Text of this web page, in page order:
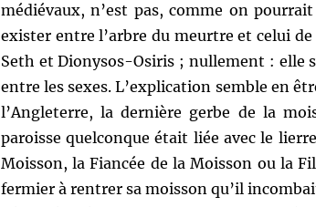
médiévaux, n’est pas, comme on
exister entre l’arbre du meurtre et celui
Seth et Dionysos-Osiris ; nullement : elle
entre les sexes. L’explication semble en
l’Angleterre, la dernière gerbe de la
paroisse quelconque était liée avec le
Moisson, la Fiancée de la Moisson ou la
fermier à rentrer sa moisson qu’il